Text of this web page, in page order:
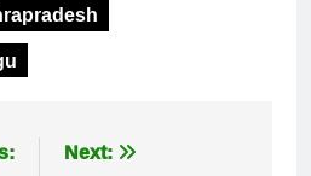
Next: